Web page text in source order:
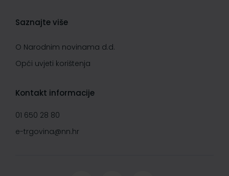
Saznajte više
O Narodnim novinama d.d.
Opći uvjeti korištenja
Kontakt informacije
01 650 28 80
e-trgovina@nn.hr